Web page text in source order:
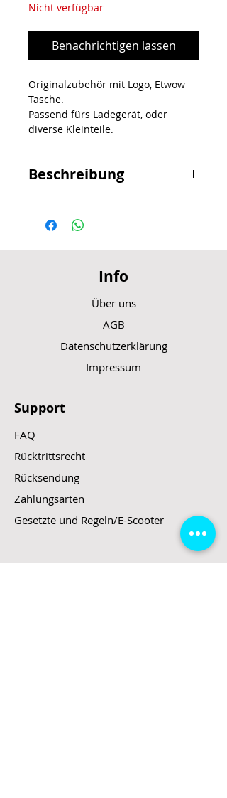
Nicht verfügbar
Benachrichtigen lassen
Originalzubehör mit Logo, Etwow
Tasche.
Passend fürs Ladegerät, oder
diverse Kleinteile.
Beschreibung
besfestigen, nicht Wasserdicht
Info
Über uns
AGB
Datenschutzerklärung
Impressum
Support
FAQ
Rücktrittsrecht
Rücksendung
Zahlungsarten
Gesetzte und Regeln/E-Scooter
Shop